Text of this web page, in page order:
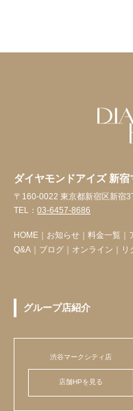
ダイヤモンドアイズ 新
〒160-0022 東京都新宿区新宿
TEL： 03-6457-8686
HOME ｜ お知らせ ｜ 料金一覧 ｜
Q&A ｜ ブログ ｜ オンライン ｜ リ
グループ店紹介
渋谷マークシティ店
店舗HPを見る